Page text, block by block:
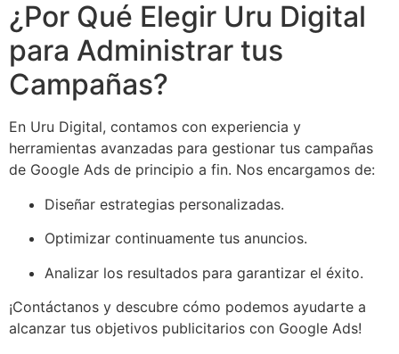
¿Por Qué Elegir Uru Digital
para Administrar tus
Campañas?
En Uru Digital, contamos con experiencia y
herramientas avanzadas para gestionar tus campañas
de Google Ads de principio a fin. Nos encargamos de:
Diseñar estrategias personalizadas.
Optimizar continuamente tus anuncios.
Analizar los resultados para garantizar el éxito.
¡Contáctanos y descubre cómo podemos ayudarte a
alcanzar tus objetivos publicitarios con Google Ads!